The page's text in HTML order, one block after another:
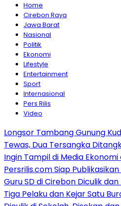
Home
Cirebon Raya
Jawa Barat
Nasional
Politik
Ekonomi
Lifestyle
Entertainment
Sport
Internasional
Pers Rilis
Video
Longsor Tambang Gunung
Tewas, Dua Tersangka
Ingin Tampil di Media Ekonomi
Persrilis.com Siap
Guru SD di Cirebon Diculik
Tiga Pelaku dan Kejar Satu